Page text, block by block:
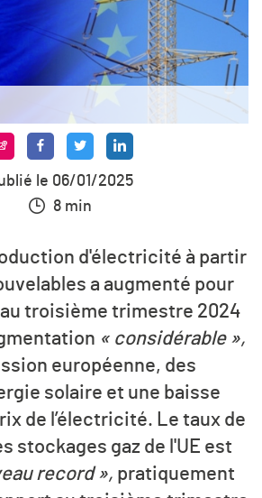
le 06/01/2025
8 min
d'électricité à partir
a augmenté pour
troisième trimestre 2024
« considérable »,
européenne, des
solaire et une baisse
de l’électricité. Le taux de
stockages gaz de l'UE est
record », pratiquement